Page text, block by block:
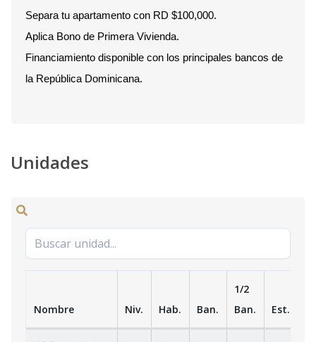
Separa tu apartamento con RD $100,000.
Aplica Bono de Primera Vivienda.
Financiamiento disponible con los principales bancos de
la República Dominicana.
Unidades
Nombre Niv. Hab. Ban.
1/2
Ban.
Est.